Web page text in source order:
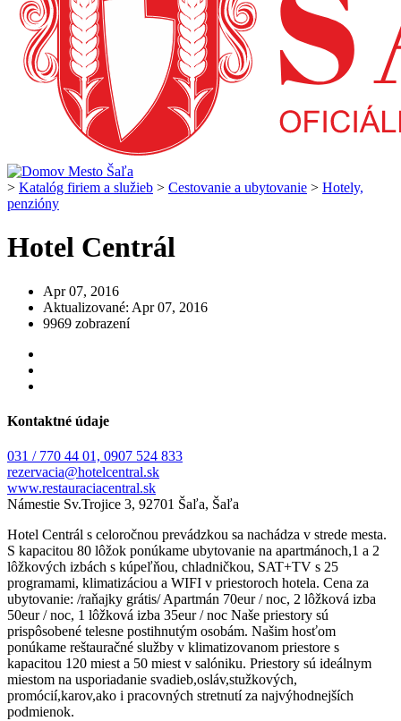
> Katalóg firiem a služieb > Cestovanie a ubytovanie > Hotely,
penzióny
Hotel Centrál
Apr 07, 2016
Aktualizované: Apr 07, 2016
9969 zobrazení
Kontaktné údaje
031 / 770 44 01, 0907 524 833
rezervacia@hotelcentral.sk
www.restauraciacentral.sk
Námestie Sv.Trojice 3, 92701 Šaľa, Šaľa
Hotel Centrál s celoročnou prevádzkou sa nachádza v strede mesta.
S kapacitou 80 lôžok ponúkame ubytovanie na apartmánoch,1 a 2
lôžkových izbách s kúpeľňou, chladničkou, SAT+TV s 25
programami, klimatizáciou a WIFI v priestoroch hotela. Cena za
ubytovanie: /raňajky grátis/ Apartmán 70eur / noc, 2 lôžková izba
50eur / noc, 1 lôžková izba 35eur / noc Naše priestory sú
prispôsobené telesne postihnutým osobám. Našim hosťom
ponúkame reštauračné služby v klimatizovanom priestore s
kapacitou 120 miest a 50 miest v salóniku. Priestory sú ideálnym
miestom na usporiadanie svadieb,osláv,stužkových,
promócií,karov,ako i pracovných stretnutí za najvýhodnejších
podmienok.